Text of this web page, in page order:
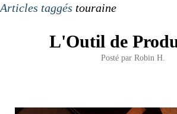
Articles taggés touraine
L'Outil de
Posté par Robin H.